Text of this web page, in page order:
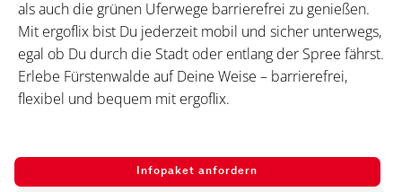
als auch die grünen Uferwege barrierefrei zu genießen.
Mit ergoflix bist Du jederzeit mobil und sicher unterwegs,
egal ob Du durch die Stadt oder entlang der Spree fährst.
Erlebe Fürstenwalde auf Deine Weise – barrierefrei,
flexibel und bequem mit ergoflix.
Infopaket anfordern